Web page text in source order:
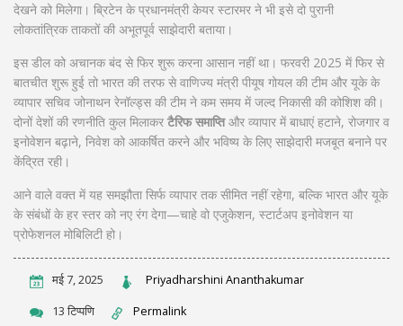
देखने को मिलेगा। ब्रिटेन के प्रधानमंत्री केयर स्टारमर ने भी इसे दो पुरानी
लोकतांत्रिक ताकतों की अभूतपूर्व साझेदारी बताया।
इस डील को अचानक बंद से फिर शुरू करना आसान नहीं था। फरवरी 2025 में फिर से
बातचीत शुरू हुई तो भारत की तरफ से वाणिज्य मंत्री पीयूष गोयल की टीम और यूके के
व्यापार सचिव जोनाथन रेनॉल्ड्स की टीम ने कम समय में जल्द निकासी की कोशिश की।
दोनों देशों की रणनीति कुल मिलाकर टैरिफ समाप्तिऔर व्यापार में बाधाएं हटाने, रोजगार व
इनोवेशन बढ़ाने, निवेश को आकर्षित करने और भविष्य के लिए साझेदारी मजबूत बनाने पर
केंद्रित रही।
आने वाले वक्त में यह समझौता सिर्फ व्यापार तक सीमित नहीं रहेगा, बल्कि भारत और यूके
के संबंधों के हर स्तर को नए रंग देगा—चाहे वो एजुकेशन, स्टार्टअप इनोवेशन या
प्रोफेशनल मोबिलिटी हो।
मई 7, 2025 Priyadharshini Ananthakumar
13 टिप्पणि Permalink